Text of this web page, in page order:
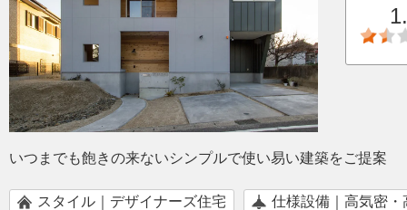
いつまでも飽きの来ないシンプルで使い易い建築をご提案
スタイル｜デザイナーズ住宅 仕様設備｜高気密・